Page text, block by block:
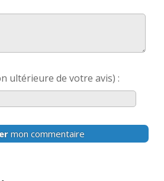
ultérieure de votre avis) :
mon commentaire